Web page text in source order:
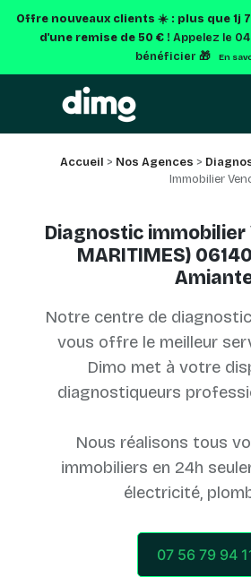
Offre nouveaux clients ☀️ : plus que 1j
d'une remise de 50 € ! Appelez le
bénéficier 🎁
En
Accueil > Nos Agences >
Immobilier
Diagnostic immobilier
MARITIMES)
Notre centre de
vous offre le meilleur
Dimo met à votre
diagnostiqueurs
Nous réalisons tous
immobiliers en 24h
07 56 79 94